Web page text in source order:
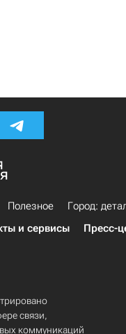
Полезное
Город:
и сервисы Пресс-
связи,
коммуникаций